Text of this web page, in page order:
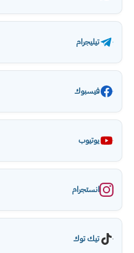
تيليجرام
فيسبوك
يوتيوب
انستجرام
تيك توك